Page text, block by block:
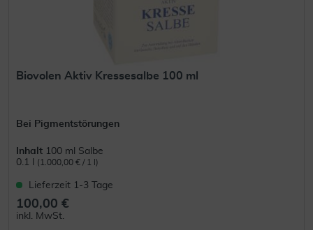
Biovolen Aktiv Kressesalbe 100 ml
Bei Pigmentstörungen
Inhalt 100 ml Salbe
0.1 l
(1.000,00 € / 1 l)
Lieferzeit 1-3 Tage
100,00 €
inkl. MwSt.